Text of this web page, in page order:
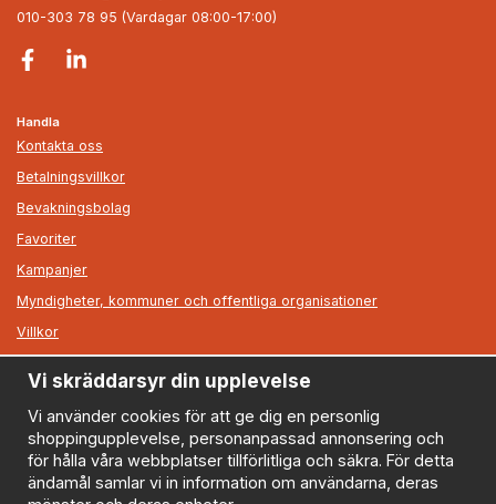
010-303 78 95 (Vardagar 08:00-17:00)
Handla
Kontakta oss
Betalningsvillkor
Bevakningsbolag
Favoriter
Kampanjer
Myndigheter, kommuner och offentliga organisationer
Villkor
Information
Om oss
Nyheter
Nyhetsbrev
Vi skräddarsyr din upplevelse
Vi använder cookies för att ge dig en personlig
shoppingupplevelse, personanpassad annonsering och
för hålla våra webbplatser tillförlitliga och säkra. För detta
ändamål samlar vi in information om användarna, deras